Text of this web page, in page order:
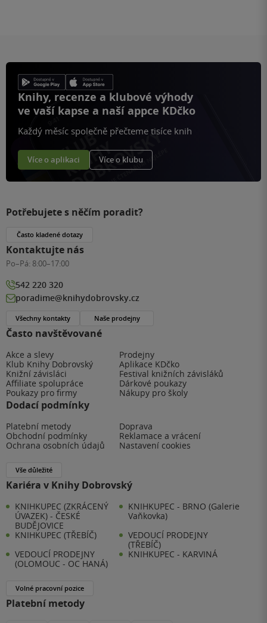
Knihy, recenze a klubové výhody
ve vaší kapse a naší appce KDčko
Každý měsíc společně přečteme tisíce knih
Více o aplikaci Více o klubu
Často navštěvované
Akce a slevy
Prodejny
Klub Knihy Dobrovský
Aplikace KDčko
Knižní závisláci
Festival knižních závisláků
Affiliate spolupráce
Dárkové poukazy
Poukazy pro firmy
Nákupy pro školy
Dodací podmínky
Platební metody
Doprava
Obchodní podmínky
Reklamace a vrácení
Ochrana osobních údajů
Nastavení cookies
Vše důležité
Kariéra v Knihy Dobrovský
KNIHKUPEC (ZKRÁCENÝ
ÚVAZEK) - ČESKÉ
BUDĚJOVICE
KNIHKUPEC - BRNO (Galerie
Vaňkovka)
KNIHKUPEC (TŘEBÍČ)
VEDOUCÍ PRODEJNY
(TŘEBÍČ)
VEDOUCÍ PRODEJNY
(OLOMOUC - OC HANÁ)
KNIHKUPEC - KARVINÁ
Volné pracovní pozice
Platební metody
Potřebujete s něčím poradit?
Často kladené dotazy
Kontaktujte nás
Po–Pá: 8:00–17:00
542 220 320
poradime@knihydobrovsky.cz
Všechny kontakty Naše prodejny